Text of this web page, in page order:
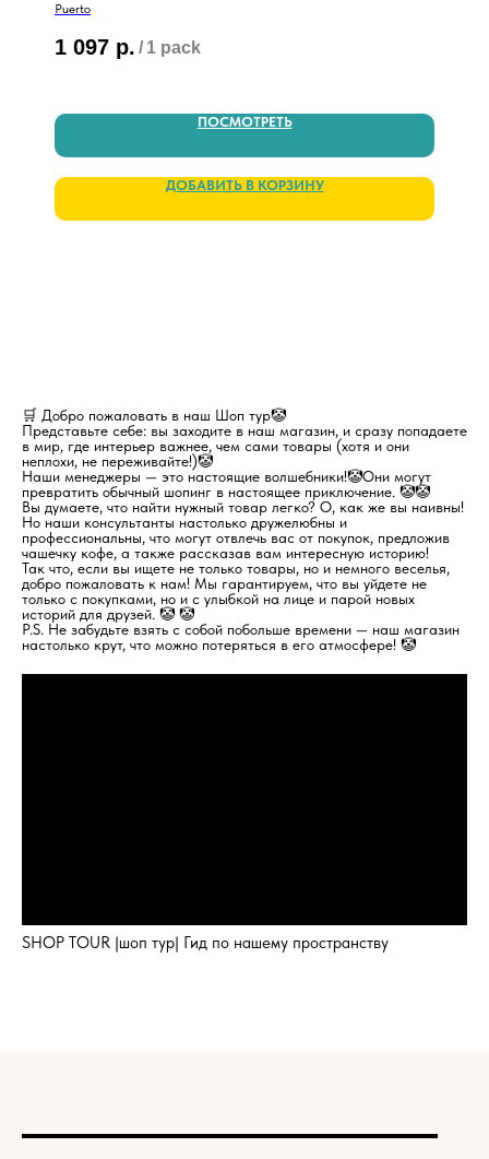
Puerto
1 097 р. / 1 pack
ПОСМОТРЕТЬ
ДОБАВИТЬ В КОРЗИНУ
🛒 Добро пожаловать в наш Шоп тур🤡
Представьте себе: вы заходите в наш магазин, и сразу попадаете
в мир, где интерьер важнее, чем сами товары (хотя и они
неплохи, не переживайте!)🤡
Наши менеджеры — это настоящие волшебники!🤡Они могут
превратить обычный шопинг в настоящее приключение. 🤡🤡
Вы думаете, что найти нужный товар легко? О, как же вы наивны!
Но наши консультанты настолько дружелюбны и
профессиональны, что могут отвлечь вас от покупок, предложив
чашечку кофе, а также рассказав вам интересную историю!
Так что, если вы ищете не только товары, но и немного веселья,
добро пожаловать к нам! Мы гарантируем, что вы уйдете не
только с покупками, но и с улыбкой на лице и парой новых
историй для друзей. 🤡 🤡
P.S. Не забудьте взять с собой побольше времени — наш магазин
настолько крут, что можно потеряться в его атмосфере! 🤡
SHOP TOUR |шоп тур| Гид по нашему пространству